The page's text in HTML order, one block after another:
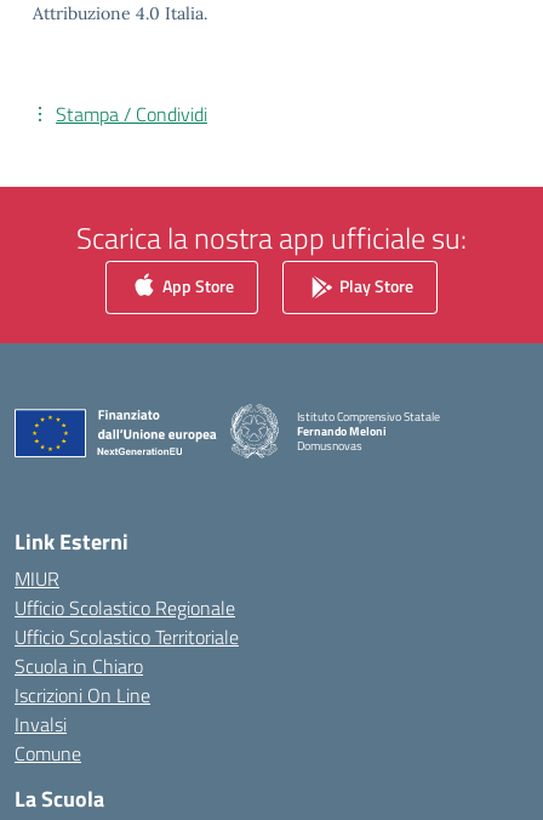
Attribuzione 4.0 Italia.
Stampa / Condividi
Scarica la nostra app ufficiale su:
App Store Play Store
Istituto Comprensivo Statale
Fernando Meloni
Domusnovas
Link Esterni
MIUR
Ufficio Scolastico Regionale
Ufficio Scolastico Territoriale
Scuola in Chiaro
Iscrizioni On Line
Invalsi
Comune
La Scuola